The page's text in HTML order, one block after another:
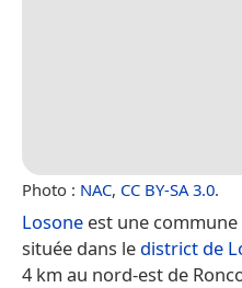
Photo : NAC, CC BY-SA 3.0.
Losone est une commune
située dans le district de
4 km au nord-est de